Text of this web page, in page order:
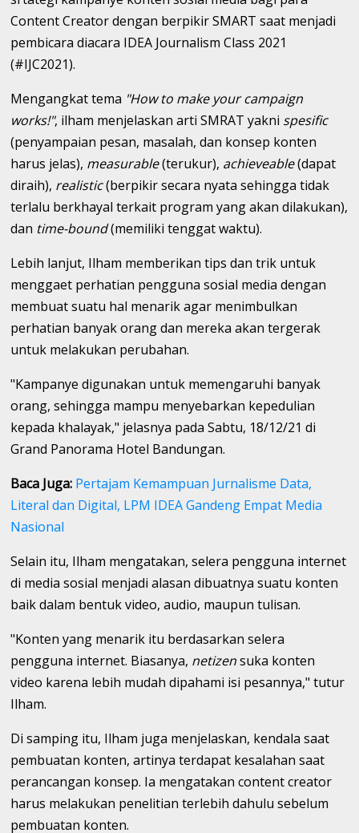
Content Creator dengan berpikir SMART saat menjadi
pembicara diacara IDEA Journalism Class 2021
(#IJC2021).
Mengangkat tema "How to make your campaign
works!", ilham menjelaskan arti SMRAT yakni spesific
(penyampaian pesan, masalah, dan konsep konten
harus jelas), measurable(terukur), achieveable(dapat
diraih), realistic(berpikir secara nyata sehingga tidak
terlalu berkhayal terkait program yang akan dilakukan),
dan time-bound(memiliki tenggat waktu).
Lebih lanjut, Ilham memberikan tips dan trik untuk
menggaet perhatian pengguna sosial media dengan
membuat suatu hal menarik agar menimbulkan
perhatian banyak orang dan mereka akan tergerak
untuk melakukan perubahan.
"Kampanye digunakan untuk memengaruhi banyak
orang, sehingga mampu menyebarkan kepedulian
kepada khalayak," jelasnya pada Sabtu, 18/12/21 di
Grand Panorama Hotel Bandungan.
Baca Juga: Pertajam Kemampuan Jurnalisme Data,
Literal dan Digital, LPM IDEA Gandeng Empat Media
Nasional
Selain itu, Ilham mengatakan, selera pengguna internet
di media sosial menjadi alasan dibuatnya suatu konten
baik dalam bentuk video, audio, maupun tulisan.
"Konten yang menarik itu berdasarkan selera
pengguna internet. Biasanya, netizensuka konten
video karena lebih mudah dipahami isi pesannya," tutur
Ilham.
Di samping itu, Ilham juga menjelaskan, kendala saat
pembuatan konten, artinya terdapat kesalahan saat
perancangan konsep. Ia mengatakan content creator
harus melakukan penelitian terlebih dahulu sebelum
pembuatan konten.